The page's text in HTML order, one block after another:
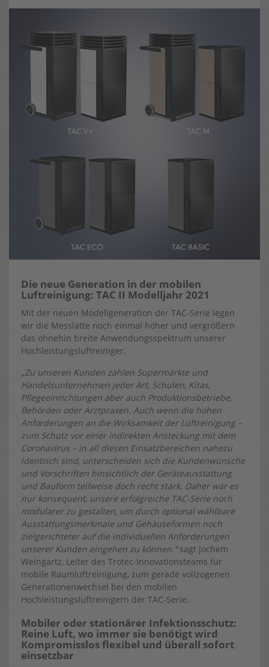
Die neue Generation in der mobilen
Luftreinigung: TAC II Modelljahr 2021
Mit der neuen Modellgeneration der TAC-Serie legen
wir die Messlatte noch einmal höher und vergrößern
das ohnehin breite Anwendungsspektrum unserer
Hochleistungsluftreiniger.
„Zu unseren Kunden zählen Supermärkte und
Handelsunternehmen jeder Art, Schulen, Kitas,
Pflegeeinrichtungen aber auch Produktionsbetriebe,
Behörden oder Arztpraxen. Auch wenn die hohen
Anforderungen an die Wirksamkeit der Luftreinigung –
zum Schutz vor einer indirekten Ansteckung mit dem
Coronavirus – in all diesen Einsatzbereichen nahezu
identisch sind, unterscheiden sich die Kundenwünsche
und Vorschriften hinsichtlich der Geräteausstattung
und Bauform teilweise doch recht stark. Daher war es
nur konsequent, unsere erfolgreiche TAC-Serie noch
modularer zu gestalten, um durch optional wählbare
Ausstattungsmerkmale und Gehäuseformen noch
zielgerichteter auf die individuellen Anforderungen
unserer Kunden eingehen zu können.“sagt Jochem
Weingartz, Leiter des Trotec-Innovationsteams für
mobile Raumluftreinigung, zum gerade vollzogenen
Generationenwechsel bei den mobilen
Hochleistungsluftreinigern der TAC-Serie.
Mobiler oder stationärer Infektionsschutz:
Reine Luft, wo immer sie benötigt wird
Kompromisslos flexibel und überall sofort
einsetzbar